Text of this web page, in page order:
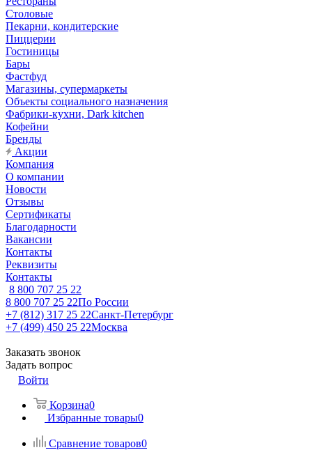
Столовые
Пекарни, кондитерские
Пиццерии
Гостиницы
Бары
Фастфуд
Магазины, супермаркеты
Объекты социального назначения
Фабрики-кухни, Dark kitchen
Кофейни
Бренды
Акции
Компания
О компании
Новости
Отзывы
Сертификаты
Благодарности
Вакансии
Контакты
Реквизиты
Контакты
8 800 707 25 22
8 800 707 25 22По России
+7 (812) 317 25 22Санкт-Петербург
+7 (499) 450 25 22Москва
Заказать звонок
Задать вопрос
Войти
Корзина0
Избранные товары0
Сравнение товаров0